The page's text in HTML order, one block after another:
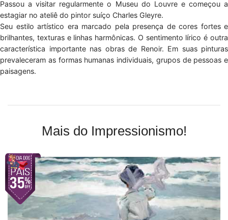
Passou a visitar regularmente o Museu do Louvre e começou a
estagiar no ateliê do pintor suíço Charles Gleyre.
Seu estilo artístico era marcado pela presença de cores fortes e
brilhantes, texturas e linhas harmônicas. O sentimento lírico é outra
característica importante nas obras de Renoir. Em suas pinturas
prevaleceram as formas humanas individuais, grupos de pessoas e
paisagens.
Mais do Impressionismo!